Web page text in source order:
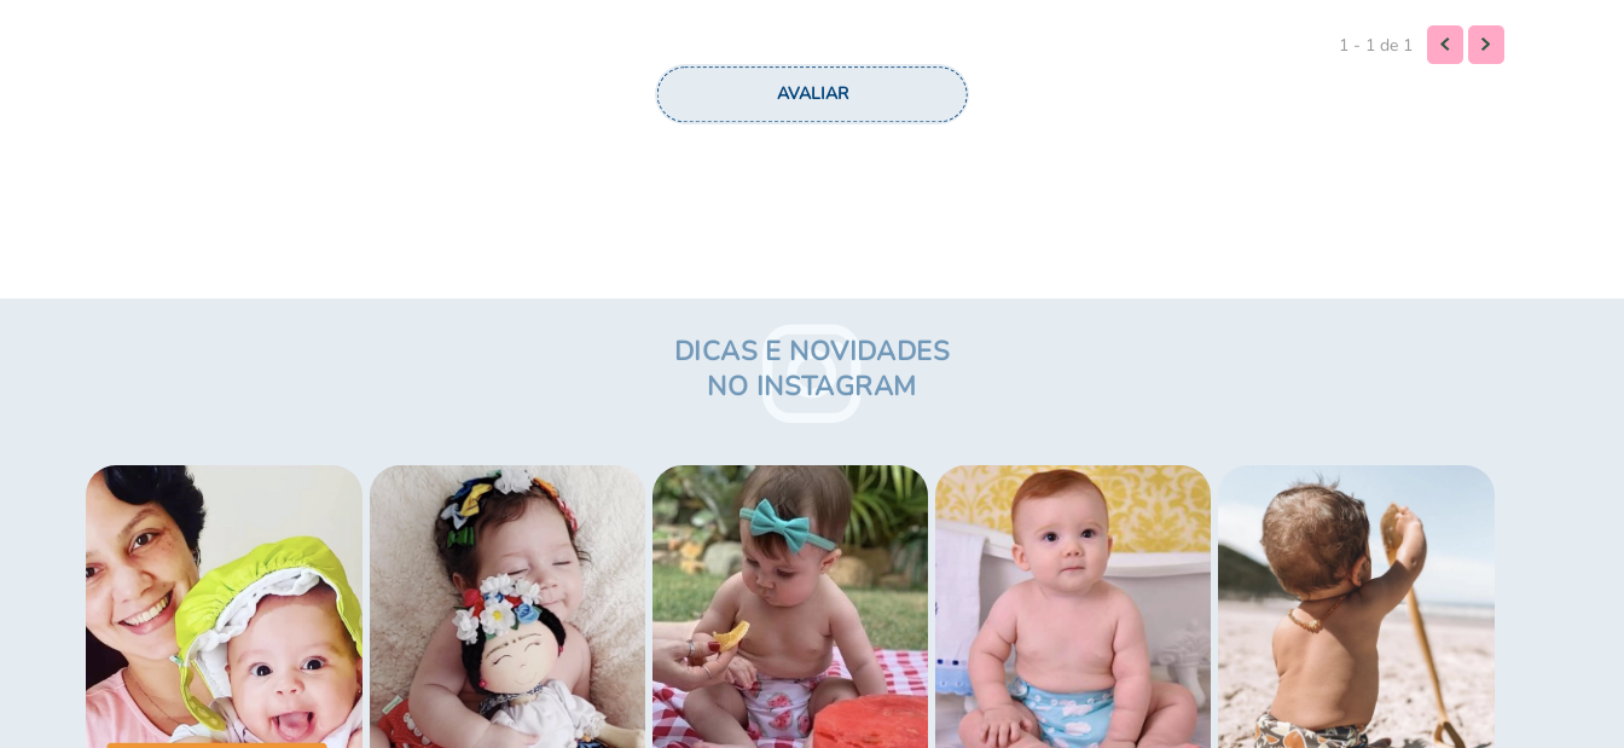
1 - 1 de 1
DICAS E NOVIDADES
NO INSTAGRAM